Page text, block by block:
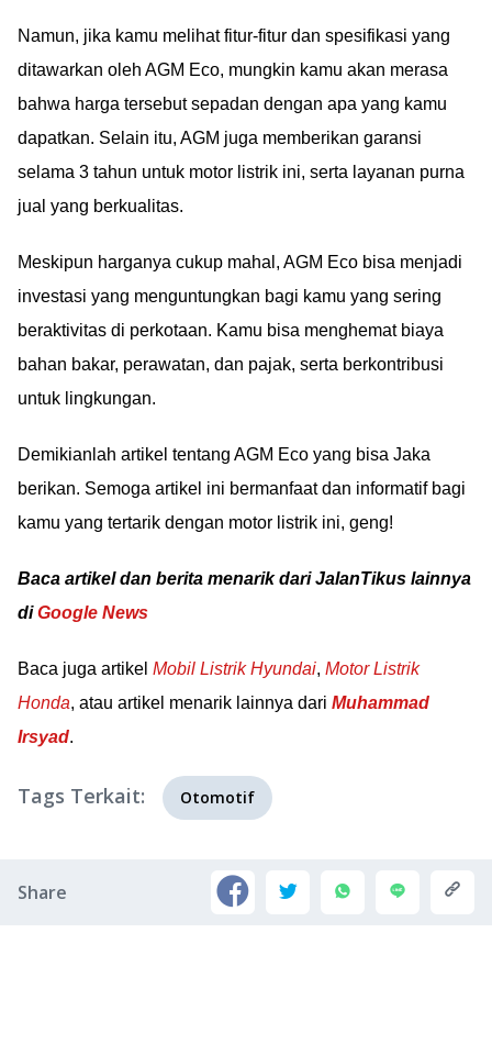
Namun, jika kamu melihat fitur-fitur dan spesifikasi yang
ditawarkan oleh AGM Eco, mungkin kamu akan merasa
bahwa harga tersebut sepadan dengan apa yang kamu
dapatkan. Selain itu, AGM juga memberikan garansi
selama 3 tahun untuk motor listrik ini, serta layanan purna
jual yang berkualitas.
Meskipun harganya cukup mahal, AGM Eco bisa menjadi
investasi yang menguntungkan bagi kamu yang sering
beraktivitas di perkotaan. Kamu bisa menghemat biaya
bahan bakar, perawatan, dan pajak, serta berkontribusi
untuk lingkungan.
Demikianlah artikel tentang AGM Eco yang bisa Jaka
berikan. Semoga artikel ini bermanfaat dan informatif bagi
kamu yang tertarik dengan motor listrik ini, geng!
Baca artikel dan berita menarik dari JalanTikus lainnya
diGoogle News
Baca juga artikel Mobil Listrik Hyundai, Motor Listrik
Honda, atau artikel menarik lainnya dari Muhammad
Irsyad.
Tags Terkait: Otomotif
Share